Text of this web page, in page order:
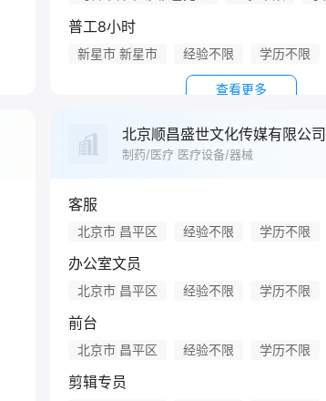
普工8小时
新星市 新星市 经验不限 学历不限
查看更多
北京顺昌盛世文化传媒有限公司
制药/医疗 医疗设备/器械
客服
北京市 昌平区 经验不限 学历不限
办公室文员
北京市 昌平区 经验不限 学历不限
前台
北京市 昌平区 经验不限 学历不限
剪辑专员